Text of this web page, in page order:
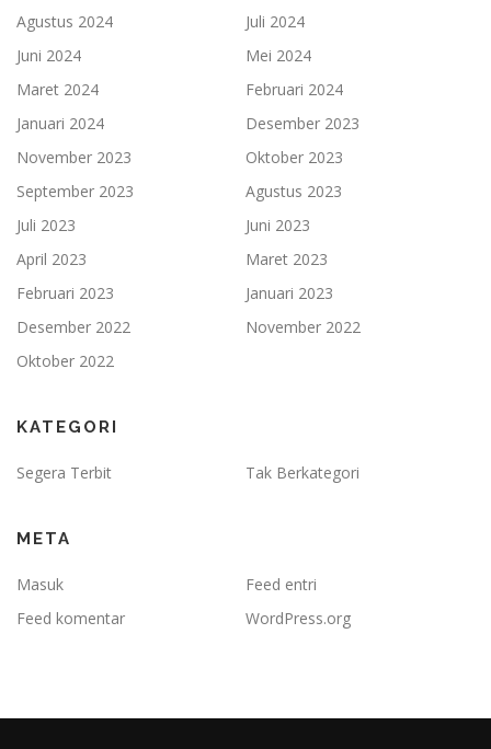
Agustus 2024
Juli 2024
Juni 2024
Mei 2024
Maret 2024
Februari 2024
Januari 2024
Desember 2023
November 2023
Oktober 2023
September 2023
Agustus 2023
Juli 2023
Juni 2023
April 2023
Maret 2023
Februari 2023
Januari 2023
Desember 2022
November 2022
Oktober 2022
KATEGORI
Segera Terbit Tak Berkategori
META
Masuk
Feed entri
Feed komentar
WordPress.org